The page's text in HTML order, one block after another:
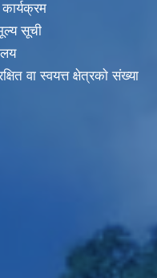
सूची
वा स्वयत्त क्षेत्रकाे संख्या